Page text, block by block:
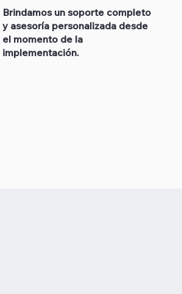
Brindamos un soporte completo
y asesoría personalizada desde
el momento de la
implementación.